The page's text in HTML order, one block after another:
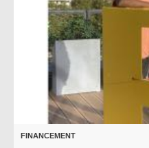
FINANCEMENT